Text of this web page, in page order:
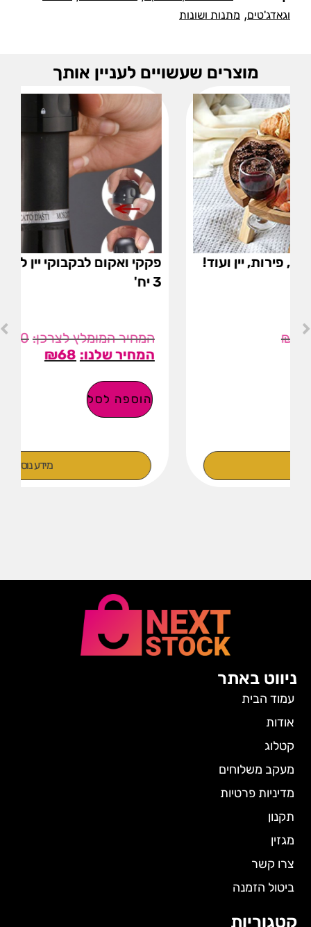
וגאדג'טים, מתנות ושונות
מוצרים שעשויים לעניין אותך
פקקי ואקום לבקבוקי יין לשמירה על טריות –
₪100
מידע נוסף
ניווט באתר
עמוד הבית
אודות
קטלוג
מעקב משלוחים
מדיניות פרטיות
תקנון
מגזין
צרו קשר
ביטול הזמנה
קטגוריות